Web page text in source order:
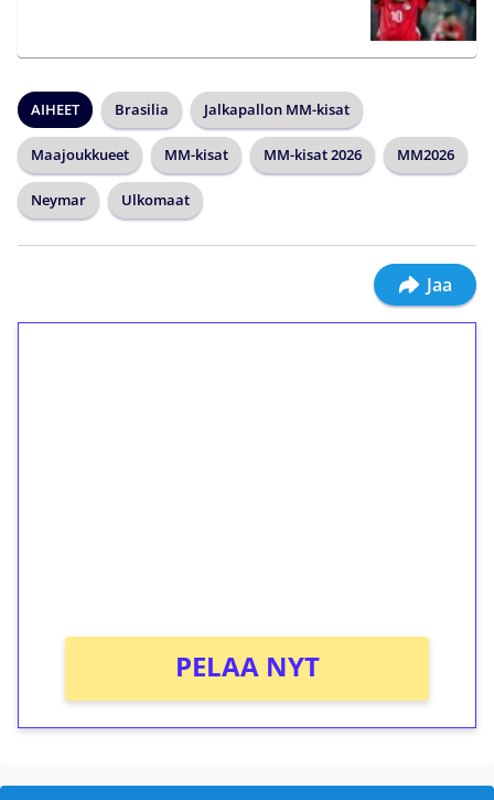
AIHEET Brasilia Jalkapallon MM-kisat
Maajoukkueet MM-kisat MM-kisat 2026 MM2026
Neymar Ulkomaat
Jaa
PELAA NYT